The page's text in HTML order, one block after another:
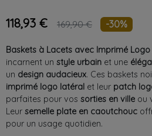
118,93 € 169,90 € -30%
Baskets à Lacets avec Imprimé
incarnent un style urbain et une
un design audacieux. Ces baskets
imprimé logo latéral et leur patch
parfaites pour vos sorties en ville ou
Leur semelle plate en caoutchouc
pour un usage quotidien.